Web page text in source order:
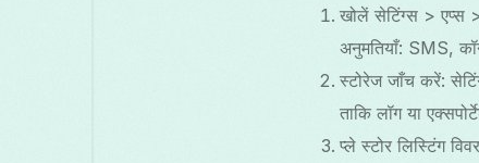
खोलें सेटिंग्स > एप्स
अनुमतियाँ: SMS,
स्टोरेज जाँच करें:
ताकि लॉग या
प्ले स्टोर लिस्टिंग